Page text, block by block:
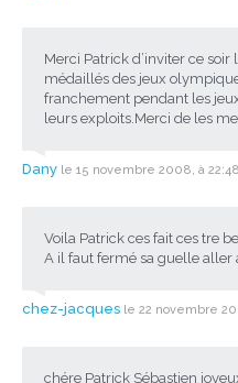
Merci Patrick d’inviter ce
médaillés des jeux
franchement pendant les
leurs exploits.Merci de les
Dany le 15 novembre 2008, à 22:48
Voila Patrick ces fait ces tre
A il faut fermé sa guelle
chez-jacques le 22 novembre
chére Patrick Sébastien